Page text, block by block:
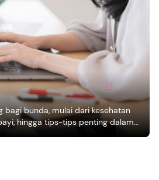
bagi bunda, mulai dari kesehatan
hingga tips-tips penting dalam